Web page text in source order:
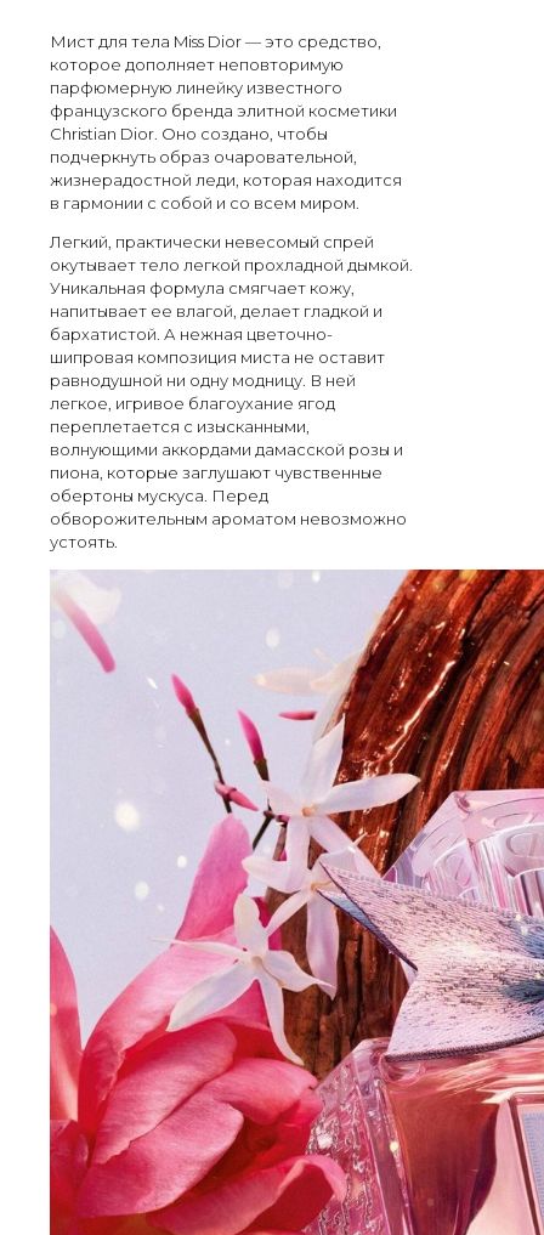
Мист для тела Miss Dior — это средство,
которое дополняет неповторимую
парфюмерную линейку известного
французского бренда элитной косметики
Christian Dior. Оно создано, чтобы
подчеркнуть образ очаровательной,
жизнерадостной леди, которая находится
в гармонии с собой и со всем миром.
Легкий, практически невесомый спрей
окутывает тело легкой прохладной дымкой.
Уникальная формула смягчает кожу,
напитывает ее влагой, делает гладкой и
бархатистой. А нежная цветочно-
шипровая композиция миста не оставит
равнодушной ни одну модницу. В ней
легкое, игривое благоухание ягод
переплетается с изысканными,
волнующими аккордами дамасской розы и
пиона, которые заглушают чувственные
обертоны мускуса. Перед
обворожительным ароматом невозможно
устоять.